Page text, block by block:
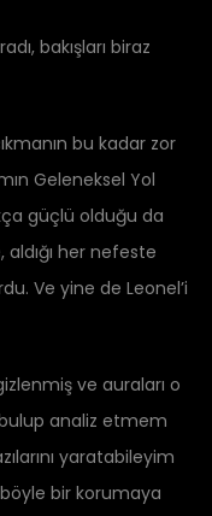
bakışları biraz
bu kadar zor
Geleneksel Yol
güçlü olduğu da
her nefeste
Ve yine de Leonel’i
ve auraları o
bulup analiz etmem
yaratabileyim
bir korumaya